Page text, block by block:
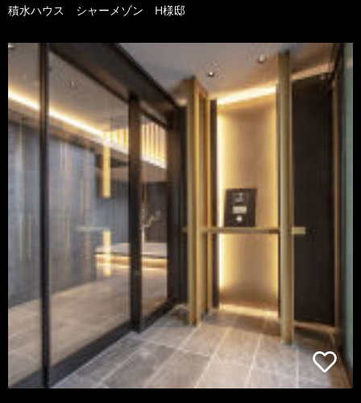
積水ハウス シャーメゾン H様邸